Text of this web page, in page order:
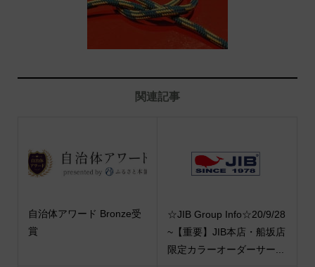
関連記事
自治体アワード Bronze受
賞
☆JIB Group Info☆20/9/28
~【重要】JIB本店・船坂店
限定カラーオーダーサー...